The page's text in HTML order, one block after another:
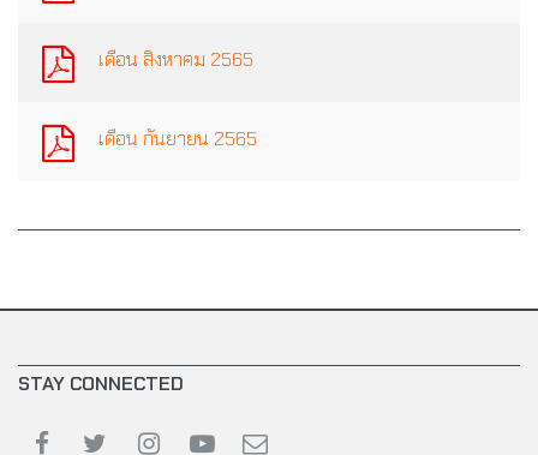
เดือน สิงหาคม 2565
เดือน กันยายน 2565
STAY CONNECTED